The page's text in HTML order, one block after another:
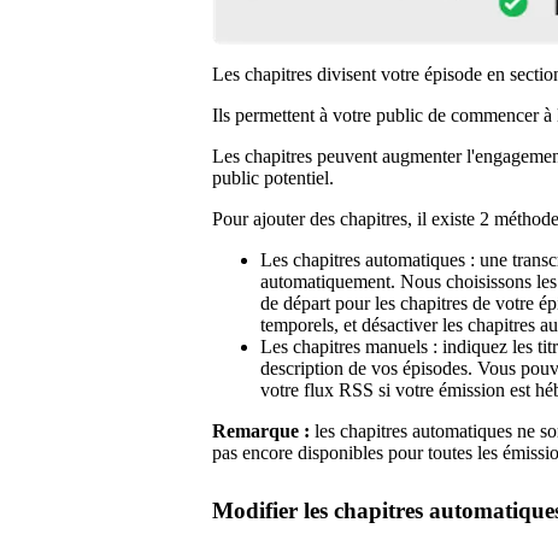
Les chapitres divisent votre épisode en
Ils permettent à votre public de commencer
Les chapitres peuvent augmenter
public potentiel.
Pour ajouter des chapitres, il existe 2
Les chapitres automatiques : une
automatiquement. Nous choisissons
de départ pour les chapitres de votre
temporels, et désactiver les chapitres
Les chapitres manuels : indiquez les
description de vos épisodes. Vous
votre flux RSS si votre émission est
Remarque : les chapitres automatiques ne
pas encore disponibles pour toutes les
Modifier les chapitres